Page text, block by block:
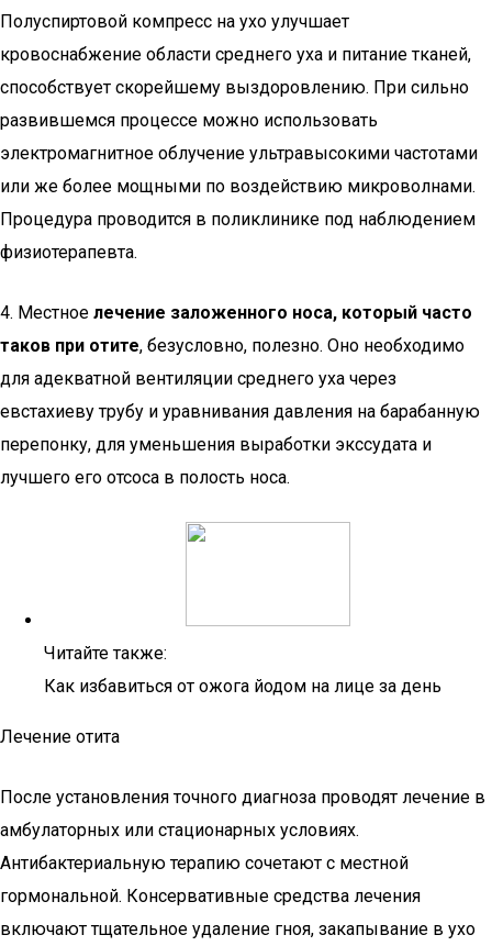
Полуспиртовой компресс на ухо улучшает
кровоснабжение области среднего уха и питание тканей,
способствует скорейшему выздоровлению. При сильно
развившемся процессе можно использовать
электромагнитное облучение ультравысокими частотами
или же более мощными по воздействию микроволнами.
Процедура проводится в поликлинике под наблюдением
физиотерапевта.
4. Местное лечение заложенного носа, который часто
таков при отите, безусловно, полезно. Оно необходимо
для адекватной вентиляции среднего уха через
евстахиеву трубу и уравнивания давления на барабанную
перепонку, для уменьшения выработки экссудата и
лучшего его отсоса в полость носа.
Читайте также:
Как избавиться от ожога йодом на лице за день
Лечение отита
После установления точного диагноза проводят лечение в
амбулаторных или стационарных условиях.
Антибактериальную терапию сочетают с местной
гормональной. Консервативные средства лечения
включают тщательное удаление гноя, закапывание в ухо